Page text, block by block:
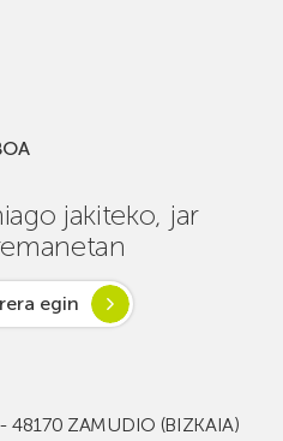
jakiteko, jar
egin
48170 ZAMUDIO (BIZKAIA)